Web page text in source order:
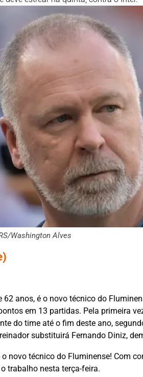
Washington Alves
62 anos, é o novo técnico do
em 13 partidas. Pela primeira
do time até o fim deste ano,
substituirá Fernando Diniz,
o novo técnico do Fluminense! Com
trabalho nesta terça-feira.